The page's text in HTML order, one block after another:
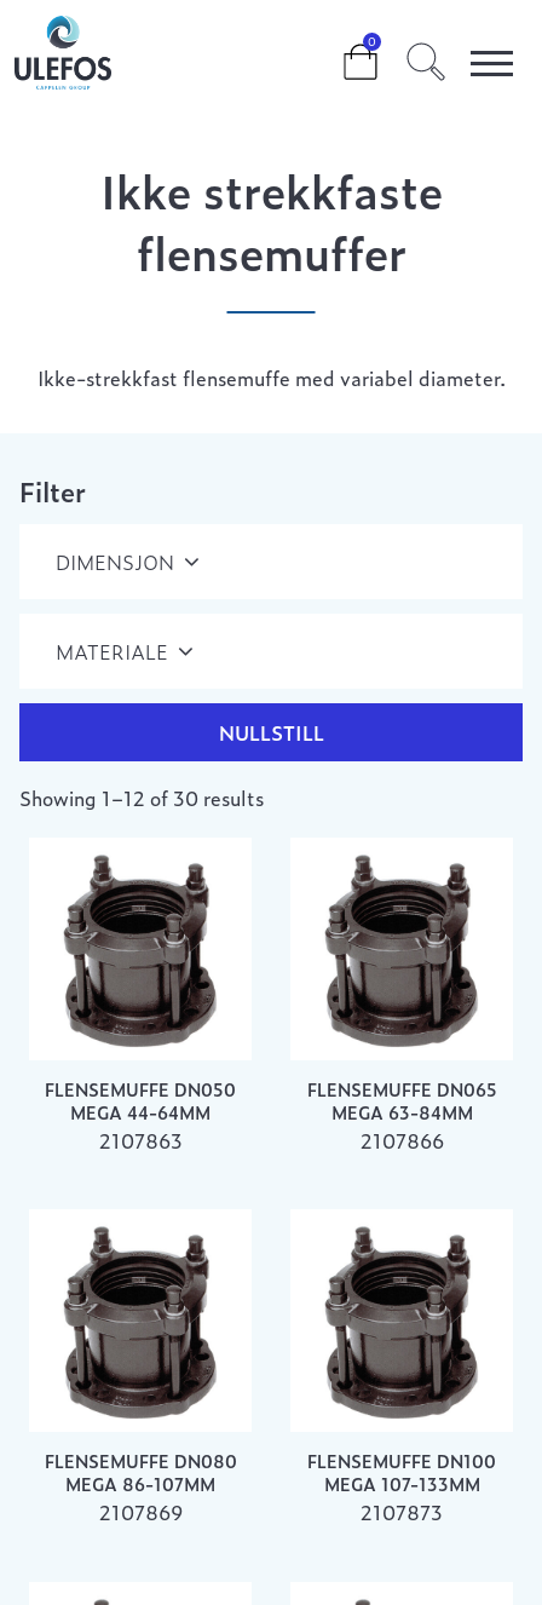
0
>> IKKE STREKKFASTE FLENSEMUFFER
Ikke strekkfaste
flensemuffer
Ikke-strekkfast flensemuffe med variabel diameter.
Filter
DIMENSJON
MATERIALE
NULLSTILL
Showing 1–12 of 30 results
FLENSEMUFFE DN050
MEGA 44-64MM
2107863
FLENSEMUFFE DN065
MEGA 63-84MM
2107866
FLENSEMUFFE DN080
MEGA 86-107MM
2107869
FLENSEMUFFE DN100
MEGA 107-133MM
2107873